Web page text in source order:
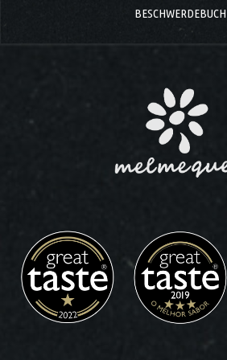
BESCHWERDEBUCH